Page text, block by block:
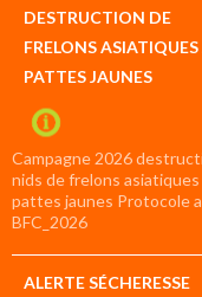
DESTRUCTION DE
FRELONS
PATTES JAUNES
Campagne 2026
nids de frelons asiatiques
pattes jaunes Protocole
BFC_2026
ALERTE SÉCHERESSE